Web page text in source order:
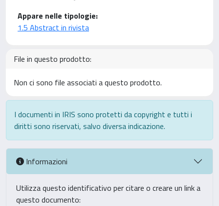
Appare nelle tipologie:
1.5 Abstract in rivista
File in questo prodotto:
Non ci sono file associati a questo prodotto.
I documenti in IRIS sono protetti da copyright e tutti i
diritti sono riservati, salvo diversa indicazione.
Informazioni
Utilizza questo identificativo per citare o creare un link a
questo documento: